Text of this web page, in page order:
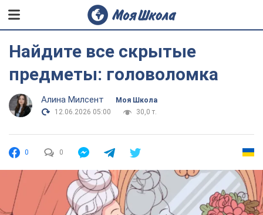
Найдите все скрытые
предметы: головоломка
Алина Милсент
Моя Школа
12.06.2026 05:00
30,0 т.
0 0